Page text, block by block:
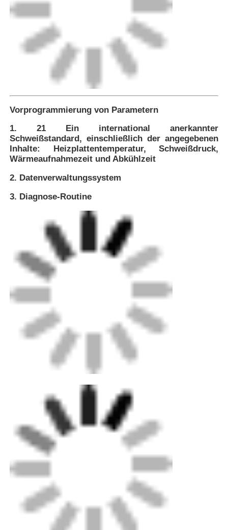
Startseite
Produkte
Über uns
Qualitätskontrolle
Blog
Referenzen
Schweißmaschine zur Schmelzschweißmaschine
Maschine zum Schweißen von Rohrrücken
Elektrofusionsbefestigungen
Ausrüstung für Spitzen
Übergangsfittings
Schweißmaschinen für Elektrofusionsschweißen
Butt-Fusion-Tool
Elektrofusionswerkzeuge
Zubehör für Butt Fusion
Vorprogrammierung von Parametern
1. 21 Ein international anerkannter
Schweißstandard, einschließlich der angegebenen
Inhalte: Heizplattentemperatur, Schweißdruck,
Wärmeaufnahmezeit und Abkühlzeit
2. Datenverwaltungssystem
3. Diagnose-Routine